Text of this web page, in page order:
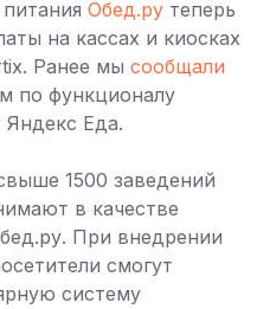
Обед.ру теперь
на кассах и киосках
Ранее мы сообщали
по функционалу
Еда.
1500 заведений
в качестве
При внедрении
смогут
систему